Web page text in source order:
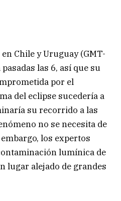
Chile y Uruguay (GMT-
las 6, así que su
por el
del eclipse sucedería a
su recorrido a las
no se necesita de
los expertos
lumínica de
lugar alejado de grandes